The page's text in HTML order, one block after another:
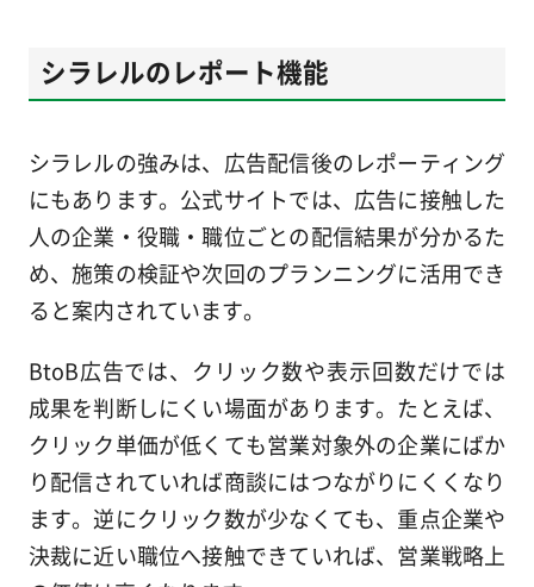
シラレルのレポート機能
シラレルの強みは、広告配信後のレポーティング
にもあります。公式サイトでは、広告に接触した
人の企業・役職・職位ごとの配信結果が分かるた
め、施策の検証や次回のプランニングに活用でき
ると案内されています。
BtoB広告では、クリック数や表示回数だけでは
成果を判断しにくい場面があります。たとえば、
クリック単価が低くても営業対象外の企業にばか
り配信されていれば商談にはつながりにくくなり
ます。逆にクリック数が少なくても、重点企業や
決裁に近い職位へ接触できていれば、営業戦略上